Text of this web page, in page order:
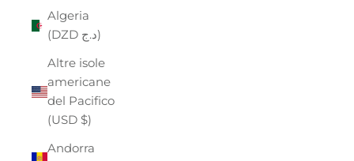
Algeria
(DZD د.ج)
Altre isole
americane
del Pacifico
(USD $)
Andorra